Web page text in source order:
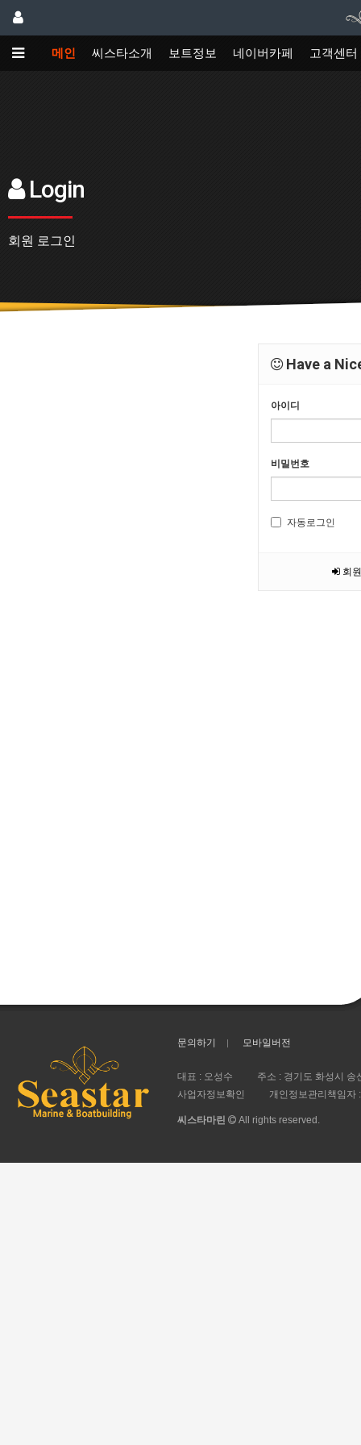
메인 씨스타소개 보트정보 네이버카페 고객센터
Login
회원 로그인
Have a
아이디
비밀번호
자동로그인
회
문의하기 모바일버전
대표 : 오성수
주소 : 경기도 화성시
사업자정보확인
개인정보관리책임자
씨스타마린 All rights reserved.